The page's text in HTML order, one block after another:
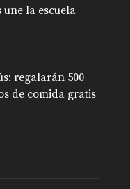
une la escuela
regalarán 500
de comida gratis